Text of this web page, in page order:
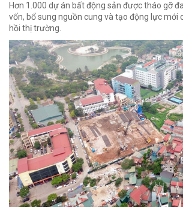
Hơn 1.000 dự án bất động sản được tháo gỡ
vốn, bổ sung nguồn cung và tạo động lực mới
hồi thị trường.